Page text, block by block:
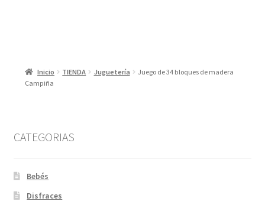
Inicio TIENDA Juguetería
Juego de 34 bloques de madera
Campiña
CATEGORIAS
Bebés
Disfraces